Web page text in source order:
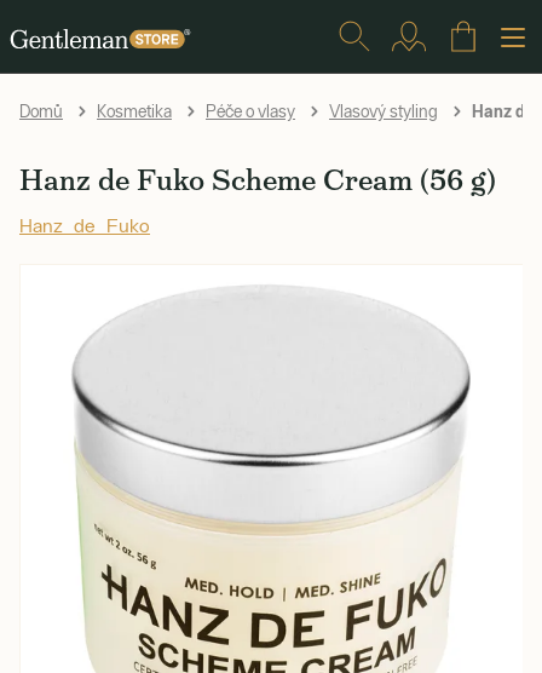
Domů Kosmetika Péče o vlasy Vlasový styling Hanz de
Hanz de Fuko Scheme Cream (56 g)
Hanz de Fuko